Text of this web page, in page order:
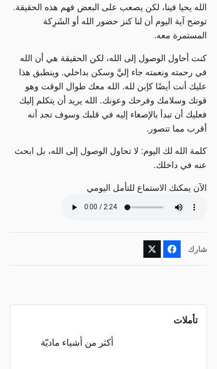
الله يحيا فينا، لكن يصعب على البعض فهم هذه الحقيقة.
توضح آية اليوم أن لنا كنز حضور الله أو الشَرِكة
المستمرة معه.
كنت أحاول الوصول إلى الله، لكن الحقيقة هي أن الله
في رحمته ونعمته جاء إليَّ وسكن بداخلي. وينطبق هذا
عليك أنت أيضًا كإبن لله. الله معك طوال الوقت وهو
قوتك وسلامك وفرحك وعونك. الله يريد أن يتكلم إليك
فعليك أن تبدأ بالإصغاء إليه في قلبك وسوف تجد أنه
أقرب مما تتصور.
كلمة الله لك اليوم: لا تحاول الوصول إلى الله، بل ابحث
عنه في داخلك.
الآن يمكنك الاستماع للتأمل اليومي
شارك
تأملات
أكثر من أشياء ماديّة